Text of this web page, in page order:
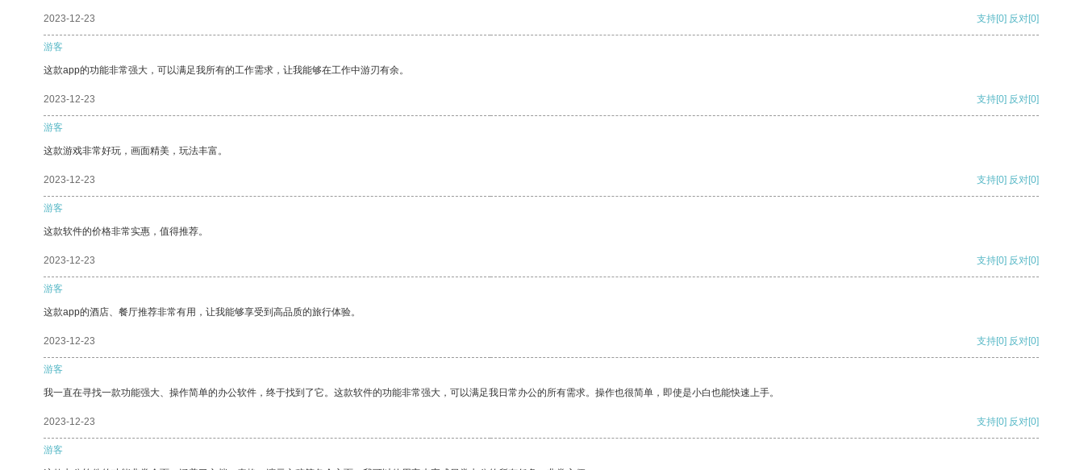
2023-12-23 支持[0] 反对[0]
游客
这款app的功能非常强大，可以满足我所有的工作需求，让我能够在工作中游刃有余。
2023-12-23 支持[0] 反对[0]
游客
这款游戏非常好玩，画面精美，玩法丰富。
2023-12-23 支持[0] 反对[0]
游客
这款软件的价格非常实惠，值得推荐。
2023-12-23 支持[0] 反对[0]
游客
这款app的酒店、餐厅推荐非常有用，让我能够享受到高品质的旅行体验。
2023-12-23 支持[0] 反对[0]
游客
我一直在寻找一款功能强大、操作简单的办公软件，终于找到了它。这款软件的功能非常强大，可以满足我日常办公的所有需求。操作也很简单，即使是小白也能快速上手。
2023-12-23 支持[0] 反对[0]
游客